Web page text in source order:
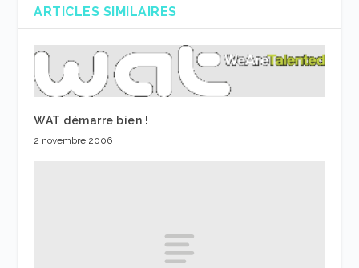
ARTICLES SIMILAIRES
WAT démarre bien !
2 novembre 2006